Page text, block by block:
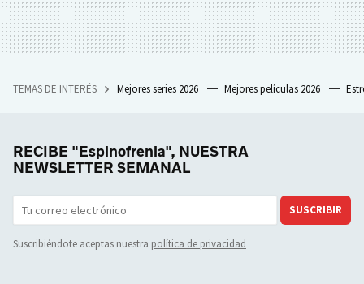
TEMAS DE INTERÉS Mejores series 2026 Mejores películas 2026
RECIBE "Espinofrenia", NUESTRA
NEWSLETTER SEMANAL
SUSCRIBIR
Suscribiéndote aceptas nuestra política de privacidad